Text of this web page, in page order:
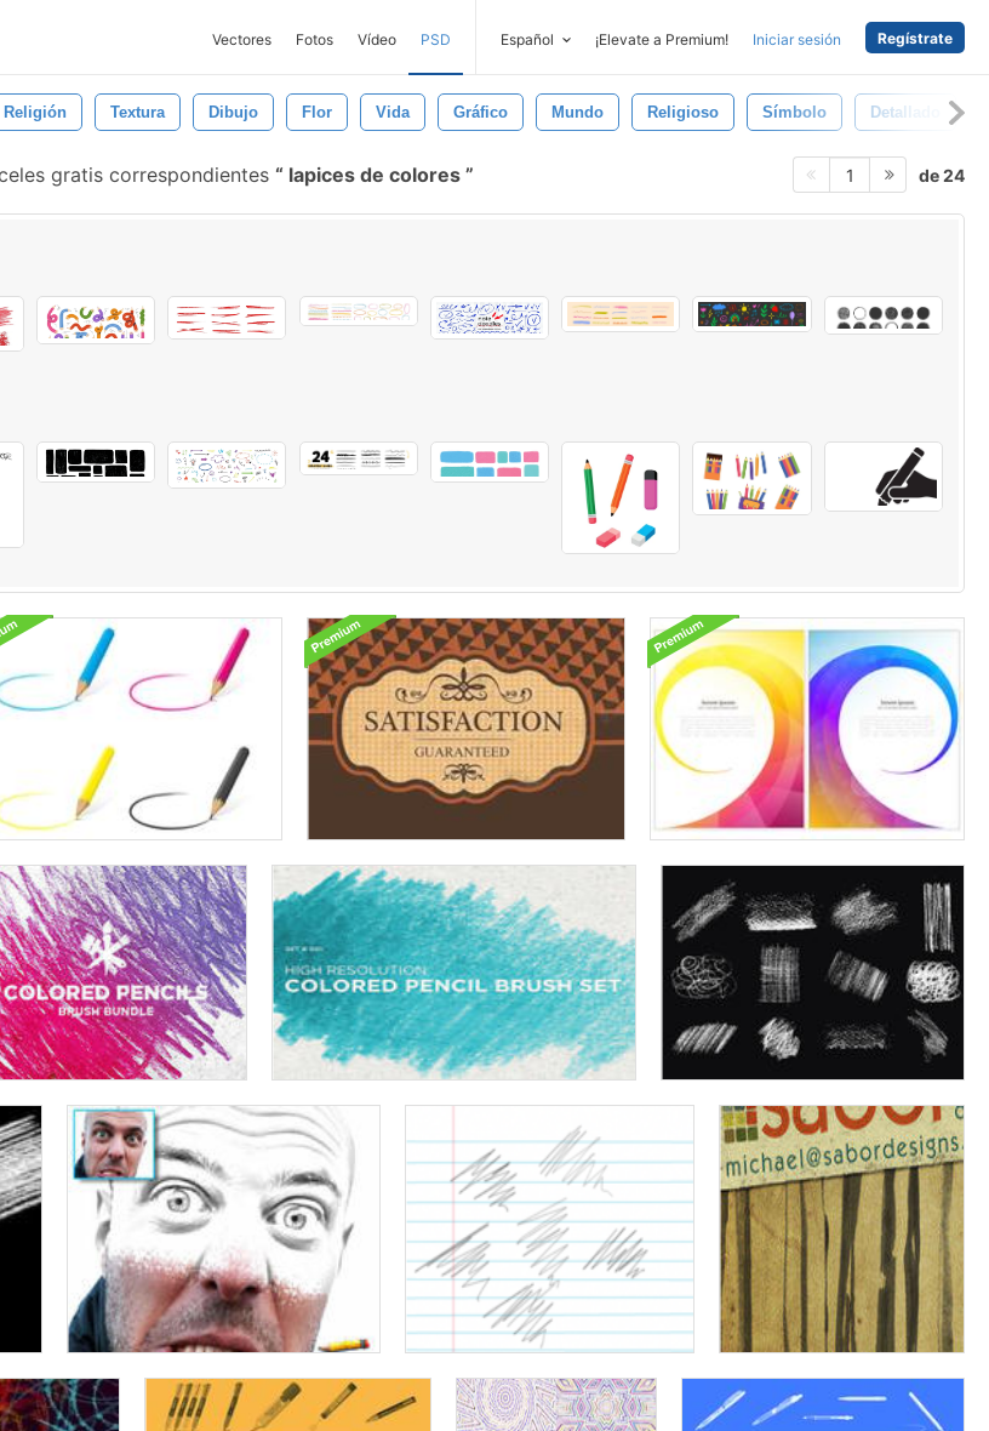
Vectores Fotos Vídeo PSD Español ¡Elevate a Premium! Iniciar sesión Regístrate
Religión Textura Dibujo Flor Vida Gráfico Mundo Religioso Símbolo Detallado
gratis correspondientes lapices de colores 1 de 24